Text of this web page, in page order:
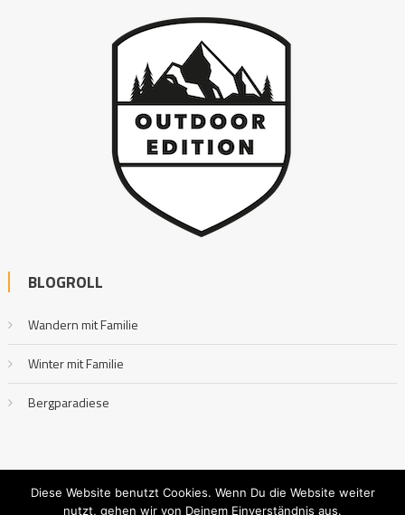
BLOGROLL
Wandern mit Familie
Winter mit Familie
Bergparadiese
Diese Website benutzt Cookies. Wenn Du die Website weiter
nutzt, gehen wir von Deinem Einverständnis aus.